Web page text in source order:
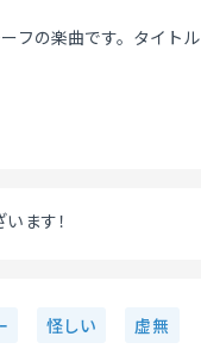
フの楽曲です。タイトル
ます！
怪しい 虚無